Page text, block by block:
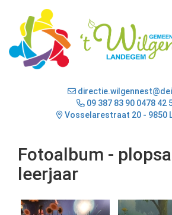
09 387 83 90 0478 42
Vosselarestraat 20 - 9850
Fotoalbum -
leerjaar